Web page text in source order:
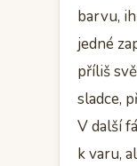
barvu,
jedné
příliš
sladce,
V další
k varu,